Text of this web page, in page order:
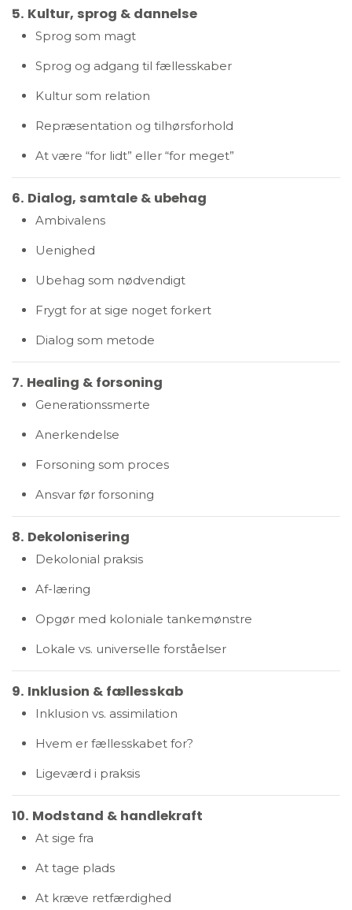
5. Kultur, sprog & dannelse
Sprog som magt
Sprog og adgang til fællesskaber
Kultur som relation
Repræsentation og tilhørsforhold
At være “for lidt” eller “for meget”
6. Dialog, samtale & ubehag
Ambivalens
Uenighed
Ubehag som nødvendigt
Frygt for at sige noget forkert
Dialog som metode
7. Healing & forsoning
Generationssmerte
Anerkendelse
Forsoning som proces
Ansvar før forsoning
8. Dekolonisering
Dekolonial praksis
Af-læring
Opgør med koloniale tankemønstre
Lokale vs. universelle forståelser
9. Inklusion & fællesskab
Inklusion vs. assimilation
Hvem er fællesskabet for?
Ligeværd i praksis
10. Modstand & handlekraft
At sige fra
At tage plads
At kræve retfærdighed